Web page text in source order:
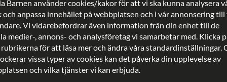
Barnen använder cookies/kakor för att vi ska kunna analysera
anpassa innehållet på webbplatsen och i vår annonsering till
Vi vidarebefordrar även information från din enhet till de
medier-, annons- och analysföretag vi samarbetar med. Klicka
för att läsa mer och ändra våra standardinställningar.
vissa typer av cookies kan det påverka din upplevelse av
och vilka tjänster vi kan erbjuda.
penningspel, tobak, pornografi, alkohol och
produkter som kan innebära hälso- och miljörisker.
Bolagsstyrning och företagsetik
företagssamarbeten ska riskbedömning ske